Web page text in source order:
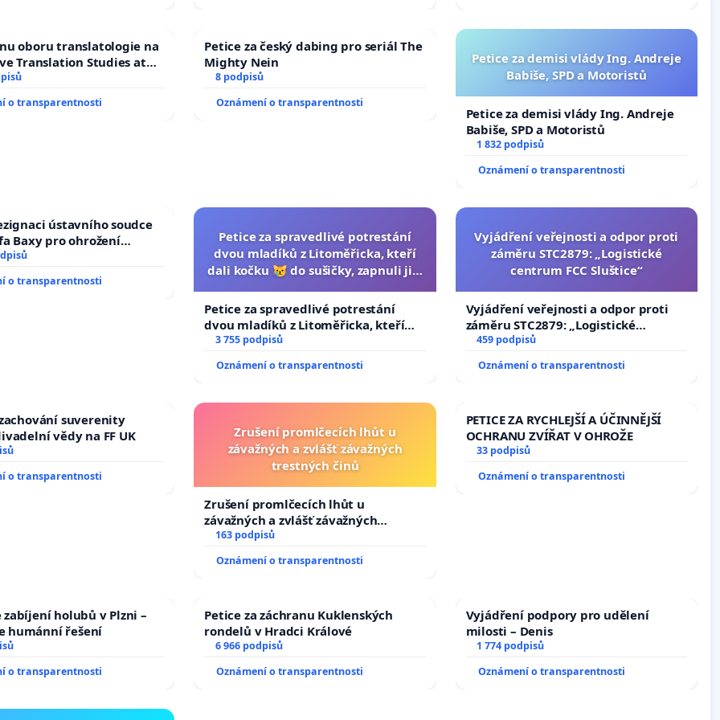
oboru translatologie na
Translation Studies at
of Arts, Charles
o transparentnosti
Petice za český dabing pro seriál The
Mighty Nein
8 podpisů
Oznámení o transparentnosti
Petice za demisi vlády Ing. Andreje
Babiše, SPD a Motoristů
Petice za demisi vlády Ing. Andreje
Babiše, SPD a Motoristů
1 832 podpisů
Oznámení o transparentnosti
ústavního soudce
Baxy pro ohrožení
spravedlivý proces
o transparentnosti
Petice za spravedlivé potrestání
dvou mladíků z Litoměřicka, kteří
dali kočku 😿 do sušičky, zapnuli ji a
Petice za spravedlivé potrestání
dvou mladíků z Litoměřicka, kteří
dali kočku 😿 do sušičky, zapnuli ji a
3 755 podpisů
Oznámení o transparentnosti
Vyjádření veřejnosti a odpor proti
záměru STC2879: „Logistické
centrum FCC Sluštice“
Vyjádření veřejnosti a odpor proti
záměru STC2879: „Logistické
centrum FCC Sluštice“
459 podpisů
Oznámení o transparentnosti
suverenity
vědy na FF UK
o transparentnosti
Zrušení promlčecích lhůt u
závažných a zvlášť závažných
trestných činů
Zrušení promlčecích lhůt u
závažných a zvlášť závažných
trestných činů
163 podpisů
Oznámení o transparentnosti
PETICE ZA RYCHLEJŠÍ A ÚČINNĚJŠÍ
OCHRANU ZVÍŘAT V OHROŽE
33 podpisů
Oznámení o transparentnosti
zabíjení holubů v Plzni –
humánní řešení
o transparentnosti
Petice za záchranu Kuklenských
rondelů v Hradci Králové
6 966 podpisů
Oznámení o transparentnosti
Vyjádření podpory pro udělení
milosti – Denis
1 774 podpisů
Oznámení o transparentnosti